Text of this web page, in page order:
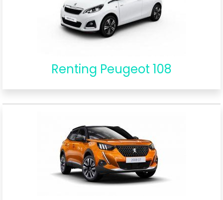
Renting Peugeot 108